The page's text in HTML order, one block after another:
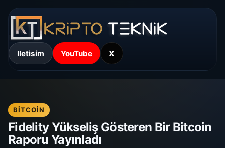
Iletisim YouTube X
BITCOIN
Fidelity Yükseliş Gösteren Bir Bitcoin
Raporu Yayınladı